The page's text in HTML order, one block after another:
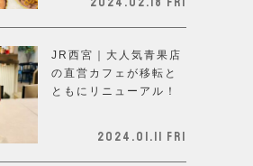
JR西宮｜大人気青果店
の直営カフェが移転と
ともにリニューアル！
2024.01.11 Fri